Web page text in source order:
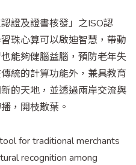
證及證書核發」之ISO認
珠心算可以啟迪智慧，帶動
能夠健腦益腦，預防老年失
統的計算功能外，兼具教育
的天地，並透過兩岸交流與
，開枝散葉。
for traditional merchants
recognition among